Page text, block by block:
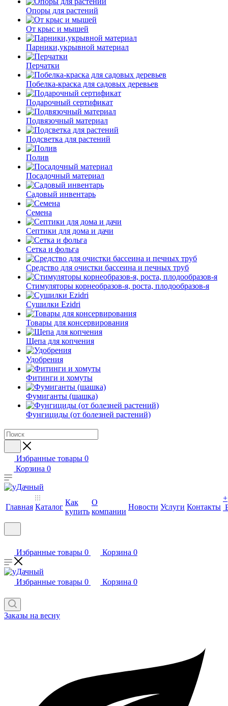
Опоры для растений
От крыс и мышей
Парники,укрывной материал
Перчатки
Побелка-краска для садовых деревьев
Подарочный сертификат
Подвязочный материал
Подсветка для растений
Полив
Посадочный материал
Садовый инвентарь
Семена
Септики для дома и дачи
Сетка и фольга
Средство для очистки бассеина и печных труб
Стимуляторы корнеобразов-я, роста, плодообразов-я
Сушилки Ezidri
Товары для консервирования
Щепа для копчения
Удобрения
Фитинги и хомуты
Фумиганты (шашка)
Фунгициды (от болезней растений)
Избранные товары 0
Корзина 0
Главная Каталог
Как
купить
О
компании
Новости Услуги Контакты
+
Избранные товары 0 Корзина 0
Избранные товары 0 Корзина 0
Заказы на весну